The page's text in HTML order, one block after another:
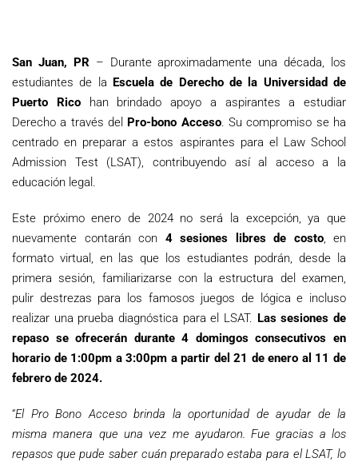
San Juan, PR– Durante aproximadamente una década, los
estudiantes de la Escuela de Derecho de la Universidad de
Puerto Ricohan brindado apoyo a aspirantes a estudiar
Derecho a través del Pro-bono Acceso. Su compromiso se ha
centrado en preparar a estos aspirantes para el Law School
Admission Test (LSAT), contribuyendo así al acceso a la
educación legal.
Este próximo enero de 2024 no será la excepción, ya que
nuevamente contarán con 4 sesiones libres de costo, en
formato virtual, en las que los estudiantes podrán, desde la
primera sesión, familiarizarse con la estructura del examen,
pulir destrezas para los famosos juegos de lógica e incluso
realizar una prueba diagnóstica para el LSAT. Las sesiones de
repaso se ofrecerán durante 4 domingos consecutivos en
horario de 1:00pm a 3:00pm a partir del 21 de enero al 11 de
febrero de 2024.
“El Pro Bono Acceso brinda la oportunidad de ayudar de la
misma manera que una vez me ayudaron. Fue gracias a los
repasos que pude saber cuán preparado estaba para el LSAT, lo